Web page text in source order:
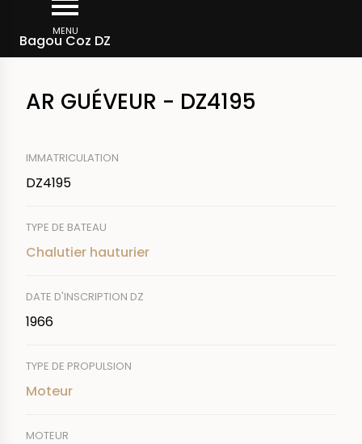
contenu
MENU
Bagou Coz DZ
d'Ariane
Rechercher un bateau
AR GUÉVEUR - DZ4195
IMMATRICULATION
DZ4195
TYPE DE BATEAU
Chalutier hauturier
DATE D'INSCRIPTION DZ
1966
TYPE DE PROPULSION
Moteur
MOTEUR